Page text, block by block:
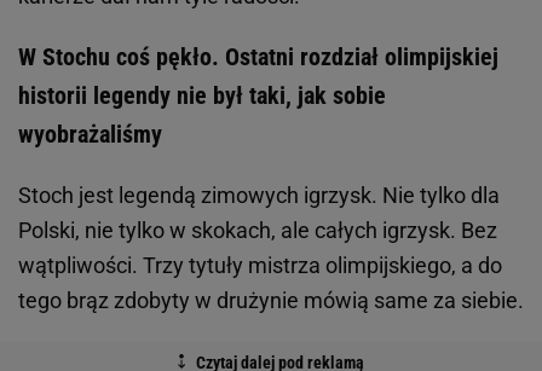
W Stochu coś pękło. Ostatni rozdział olimpijskiej
historii legendy nie był taki, jak sobie
wyobrażaliśmy
Stoch jest legendą zimowych igrzysk. Nie tylko dla
Polski, nie tylko w skokach, ale całych igrzysk. Bez
wątpliwości. Trzy tytuły mistrza olimpijskiego, a do
tego brąz zdobyty w drużynie mówią same za siebie.